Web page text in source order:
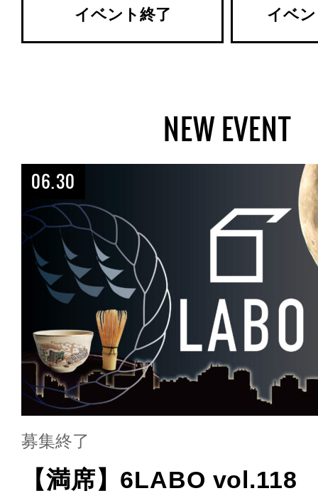
イベント終了 イベ
NEW EVENT
06.30
募集終了
【満席】6LABO vol.118